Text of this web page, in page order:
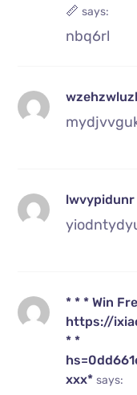
📏says:
nbq6rl
* * * Win
https://
* *
ххх*says: